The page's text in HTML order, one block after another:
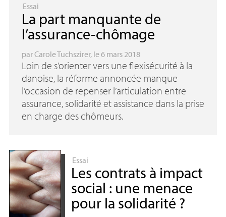
Essai
La part manquante de
l’assurance-chômage
parCarole Tuchszirer, le 6 mars 2018
Loin de s’orienter vers une flexisécurité à la
danoise, la réforme annoncée manque
l’occasion de repenser l’articulation entre
assurance, solidarité et assistance dans la prise
en charge des chômeurs.
Essai
Les contrats à impact
social : une menace
pour la solidarité ?